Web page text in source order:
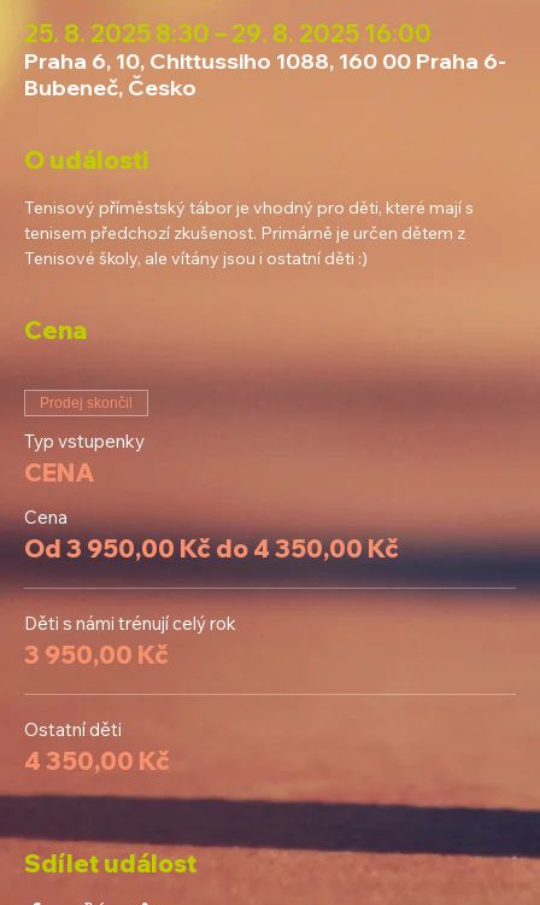
25. 8. 2025 8:30 – 29. 8. 2025 16:00
Praha 6, 10, Chittussiho 1088, 160 00 Praha 6-
Bubeneč, Česko
O události
Tenisový příměstský tábor je vhodný pro děti, které mají s
tenisem předchozí zkušenost. Primárně je určen dětem z
Tenisové školy, ale vítány jsou i ostatní děti :)
Cena
Prodej skončil
Typ vstupenky
CENA
Cena
Od 3 950,00 Kč do 4 350,00 Kč
Děti s námi trénují celý rok
3 950,00 Kč
Ostatní děti
4 350,00 Kč
Sdílet událost